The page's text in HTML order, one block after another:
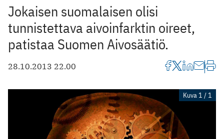
Jokaisen suomalaisen olisi
tunnistettava aivoinfarktin oireet,
patistaa Suomen Aivosäätiö.
28.10.2013 22.00
Kuva 1 / 1